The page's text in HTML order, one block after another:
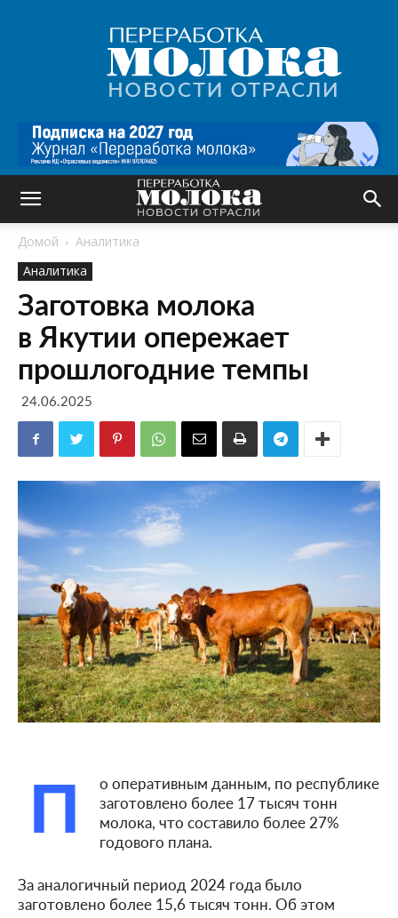
Переработка
молока
|
Новости
Домой
Аналитика
Аналитика
Заготовка молока
в Якутии опережает
прошлогодние темпы
24.06.2025
П
о оперативным данным, по республике
заготовлено более 17 тысяч тонн
молока, что составило более 27%
годового плана.
За аналогичный период 2024 года было
заготовлено более 15,6 тысяч тонн. Об этом